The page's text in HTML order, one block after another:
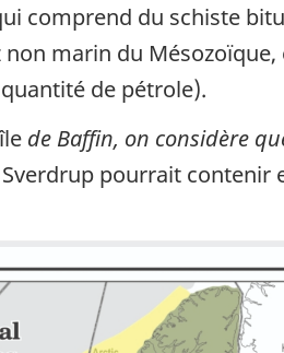
comprend du schiste
marin du
de pétrole).
de Baffin, on considère
pourrait